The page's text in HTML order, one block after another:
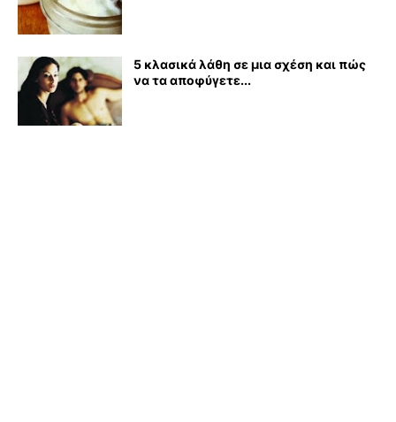
5 κλασικά λάθη σε μια σχέση και πώς
να τα αποφύγετε...